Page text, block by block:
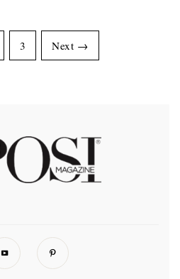
3 Next →